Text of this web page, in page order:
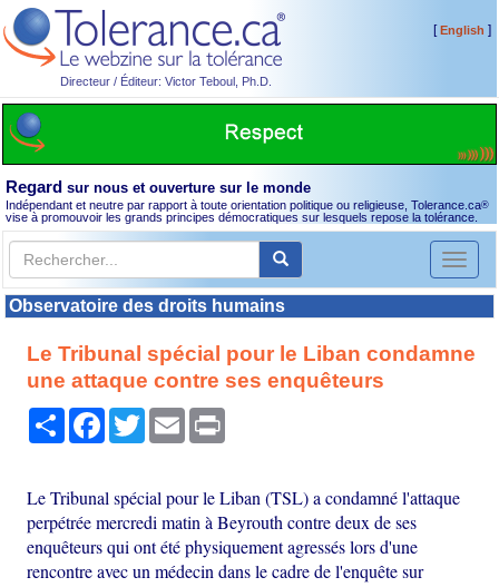
Directeur / Éditeur: Victor Teboul, Ph.D.
[English ]
Regard sur nous et ouverture sur le monde
Indépendant et neutre par rapport à toute orientation politique ou religieuse, Tolerance.ca®
vise à promouvoir les grands principes démocratiques sur lesquels repose la tolérance.
Toggle
Observatoire des droits humains
Le Tribunal spécial pour le Liban condamne
une attaque contre ses enquêteurs
PartagerFacebook
TwitterEmail
Le Tribunal spécial pour le Liban (TSL) a condamné l'attaque
perpétrée mercredi matin à Beyrouth contre deux de ses
enquêteurs qui ont été physiquement agressés lors d'une
rencontre avec un médecin dans le cadre de l'enquête sur